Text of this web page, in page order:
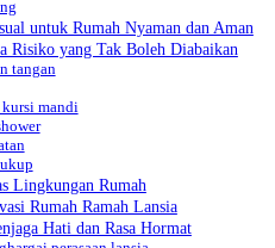
untuk Rumah Nyaman dan Aman
Risiko yang Tak Boleh Diabaikan
tangan
mandi
Lingkungan Rumah
Rumah Ramah Lansia
Hati dan Rasa Hormat